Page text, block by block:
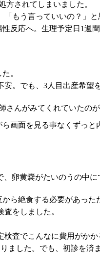
方されてしまいました。
もう言っていいの？」と
反応へ。生理予定日1週
。
。でも、3人目出産希望
さんがみてくれていたの
画面を見る事なくずっ
卵黄嚢がたいのうの中
ら絶食する必要があった
をしました。
査でこんなに費用がかか
ました。でも、初診を